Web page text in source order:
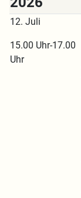
12. Juli
15.00 Uhr-17.00
Uhr